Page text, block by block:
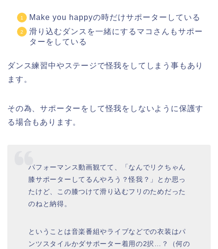
Make you happyの時だけサポーターしている
滑り込むダンスを一緒にするマコさんもサポー
ターをしている
ダンス練習中やステージで怪我をしてしまう事もあり
ます。
その為、サポーターをして怪我をしないように保護す
る場合もあります。
パフォーマンス動画観てて、「なんでリクちゃん
膝サポーターしてるんやろう？怪我？」とか思っ
たけど、この膝つけて滑り込むフリのためだった
のねと納得。
ということは音楽番組やライブなどでの衣装はパ
ンツスタイルかダサポーター着用の2択…？（何の